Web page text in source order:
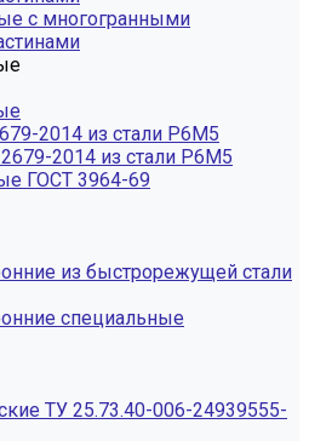
с многогранными
2014 из стали Р6М5
2014 из стали Р6М5
ГОСТ 3964-69
из быстрорежущей стали
специальные
ТУ 25.73.40-006-24939555-